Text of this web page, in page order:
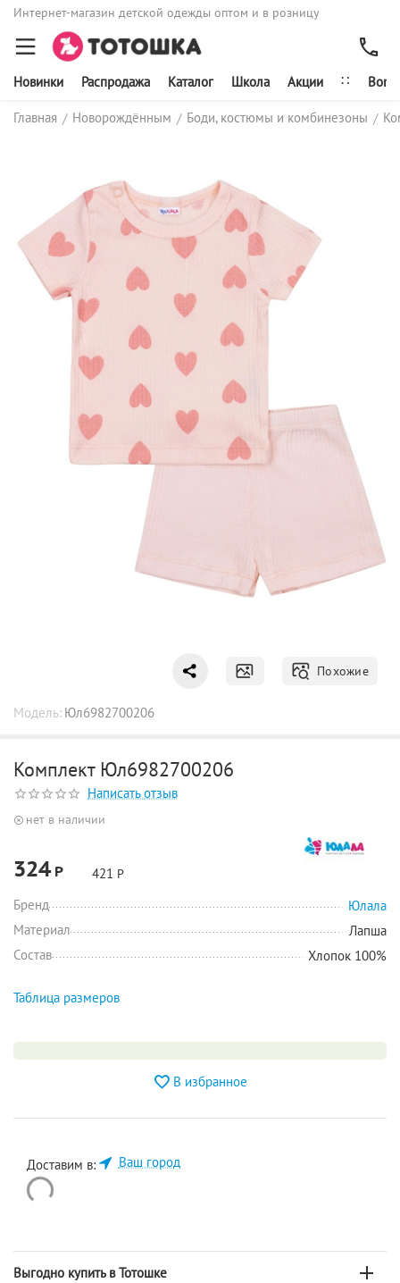
Интернет-магазин детской одежды оптом и в розницу
Новинки Распродажа Каталог Школа Акции ∷
Главная / Новорождённым / Боди, костюмы и комбинезоны /
Похожие
Модель: Юл6982700206
Комплект Юл6982700206
Написать отзыв
нет в наличии
324 Р 421 Р
Бренд
Юлала
Материал
Лапша
Состав
Хлопок 100%
Таблица размеров
В избранное
Доставим в: Ваш город
Выгодно купить в Тотошке